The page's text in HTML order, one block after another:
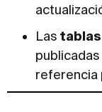
Las
referencia